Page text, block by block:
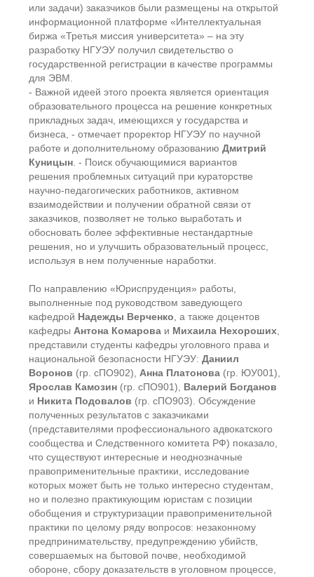
или задачи) заказчиков были размещены на открытой
информационной платформе «Интеллектуальная
биржа «Третья миссия университета» – на эту
разработку НГУЭУ получил свидетельство о
государственной регистрации в качестве программы
для ЭВМ.
- Важной идеей этого проекта является ориентация
образовательного процесса на решение конкретных
прикладных задач, имеющихся у государства и
бизнеса, - отмечает проректор НГУЭУ по научной
работе и дополнительному образованию Дмитрий
Куницын . - Поиск обучающимися вариантов
решения проблемных ситуаций при кураторстве
научно-педагогических работников, активном
взаимодействии и получении обратной связи от
заказчиков, позволяет не только выработать и
обосновать более эффективные нестандартные
решения, но и улучшить образовательный процесс,
используя в нем полученные наработки.
По направлению «Юриспруденция» работы,
выполненные под руководством заведующего
кафедрой Надежды Верченко , а также доцентов
кафедры Антона Комарова и Михаила Нехороших
представили студенты кафедры уголовного права и
национальной безопасности НГУЭУ: Даниил
Воронов (гр. сПО902), Анна Платонова (гр. ЮУ001),
Ярослав Камозин (гр. сПО901), Валерий Богданов
и Никита Подовалов (гр. сПО903). Обсуждение
полученных результатов с заказчиками
(представителями профессионального адвокатского
сообщества и Следственного комитета РФ) показало,
что существуют интересные и неоднозначные
правоприменительные практики, исследование
которых может быть не только интересно студентам,
но и полезно практикующим юристам с позиции
обобщения и структуризации правоприменительной
практики по целому ряду вопросов: незаконному
предпринимательству, предупреждению убийств,
совершаемых на бытовой почве, необходимой
обороне, сбору доказательств в уголовном процессе,